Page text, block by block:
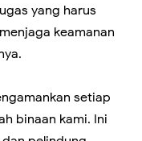
yang harus
keamanan
setiap
binaan kami. Ini